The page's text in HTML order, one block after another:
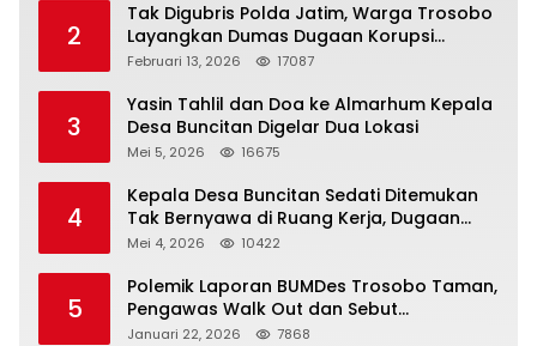
2
Tak Digubris Polda Jatim, Warga Trosobo
Layangkan Dumas Dugaan Korupsi
Oknum DPRD Sidoarjo ke Kapolri
Februari 13, 2026 17087
3
Yasin Tahlil dan Doa ke Almarhum Kepala
Desa Buncitan Digelar Dua Lokasi
Mei 5, 2026 16675
4
Kepala Desa Buncitan Sedati Ditemukan
Tak Bernyawa di Ruang Kerja, Dugaan
Bunuh Diri Menguat
Mei 4, 2026 10422
5
Polemik Laporan BUMDes Trosobo Taman,
Pengawas Walk Out dan Sebut
Kejanggalan
Januari 22, 2026 7868